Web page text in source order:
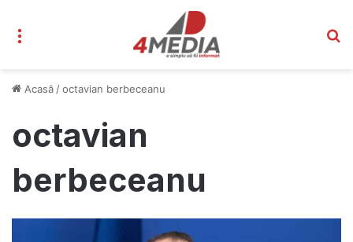
Acasă /octavian berbeceanu
octavian
berbeceanu